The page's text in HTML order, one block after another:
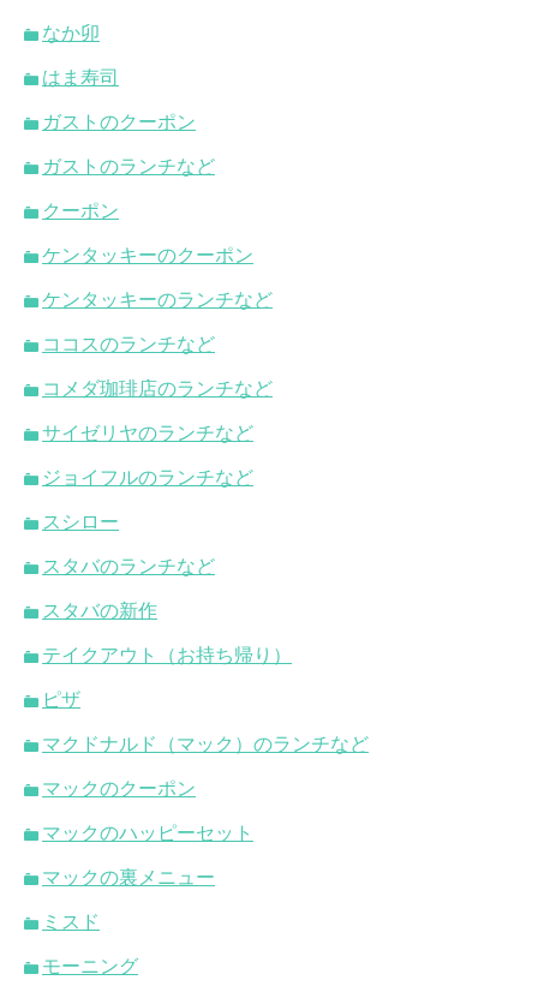
なか卯
はま寿司
ガストのクーポン
ガストのランチなど
クーポン
ケンタッキーのクーポン
ケンタッキーのランチなど
ココスのランチなど
コメダ珈琲店のランチなど
サイゼリヤのランチなど
ジョイフルのランチなど
スシロー
スタバのランチなど
スタバの新作
テイクアウト（お持ち帰り）
ピザ
マクドナルド（マック）のランチなど
マックのクーポン
マックのハッピーセット
マックの裏メニュー
ミスド
モーニング